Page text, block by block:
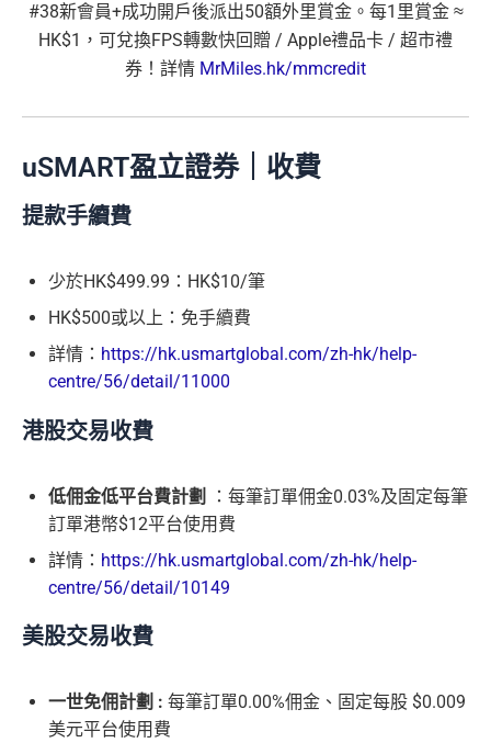
#38新會員+成功開戶後派出50額外里賞金。每1里賞金 ≈
HK$1，可兌換FPS轉數快回贈 / Apple禮品卡 / 超市禮
券！詳情 MrMiles.hk/mmcredit
uSMART盈立證券｜收費
提款手續費
少於HK$499.99：HK$10/筆
HK$500或以上：免手續費
詳情： https://hk.usmartglobal.com/zh-hk/help-
centre/56/detail/11000
港股交易收費
低佣金低平台費計劃
：每筆訂單佣金0.03%及固定每筆
訂單港幣$12平台使用費
詳情： https://hk.usmartglobal.com/zh-hk/help-
centre/56/detail/10149
美股交易收費
一世免佣計劃 : 每筆訂單0.00%佣金、固定每股 $0.009
美元平台使用費